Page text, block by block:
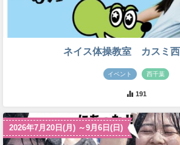
ネイス体操教室 カスミ
イベント 西千葉
191
2026年7月20日(月) ～9月6日(日)